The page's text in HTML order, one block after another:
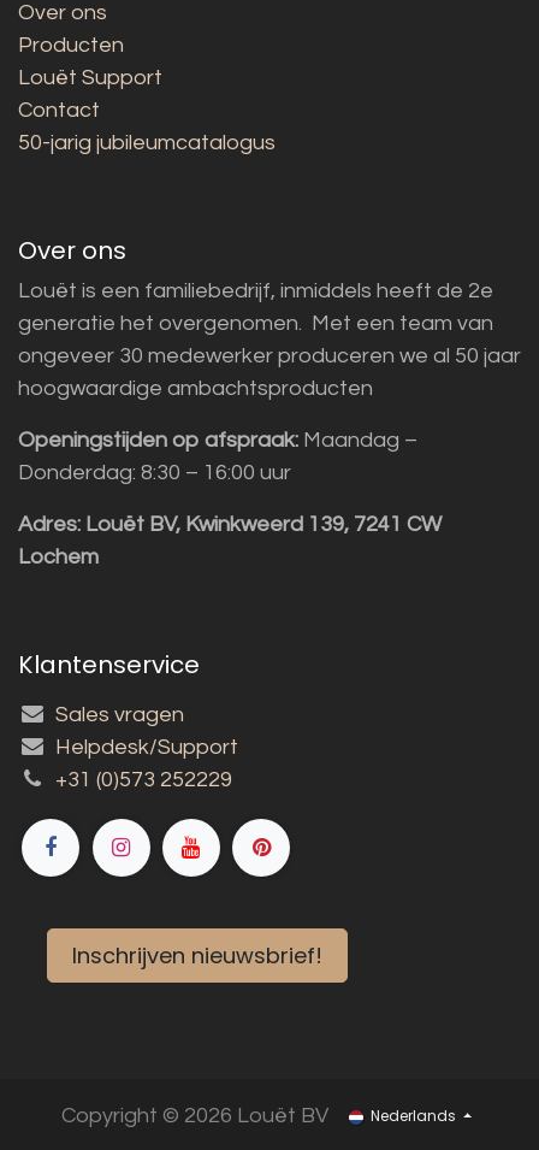
Over ons
Producten
Louët Support
Contact
50-jarig jubileumcatalogus
Over ons
Louët is een familiebedrijf, inmiddels heeft de 2e
generatie het overgenomen. Met een team van
ongeveer 30 medewerker produceren we al 50 jaar
hoogwaardige ambachtsproducten
Openingstijden op afspraak: Maandag –
Donderdag: 8:30 – 16:00 uur
Adres: Louët BV, Kwinkweerd 139, 7241 CW
Lochem
Klantenservice
Sales vragen
Helpdesk/Support
+31 (0)573 252229
Inschrijven nieuwsbrief!
Copyright © 2026 Louët BV Nederlands